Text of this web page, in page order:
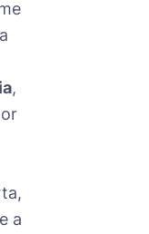
,
a